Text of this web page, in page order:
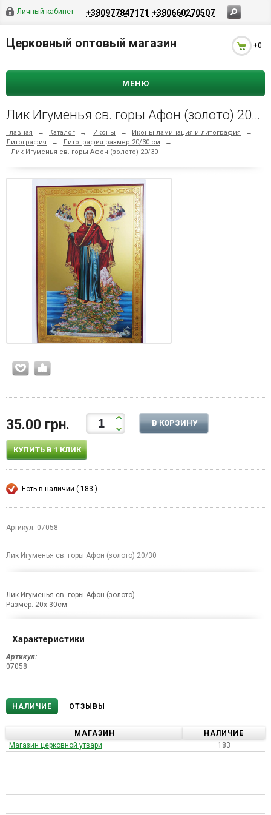
Личный кабинет +380977847171 +380660270507
Церковный оптовый магазин +0
МЕНЮ
Лик Игуменья св. горы Афон (золото) 20/30
Главная → Каталог → Иконы → Иконы ламинация и литография
→
Литография
→ Литография размер 20/30 см
→
Лик Игуменья св. горы Афон (золото) 20/30
35.00 грн. В КОРЗИНУ
КУПИТЬ В 1 КЛИК
Есть в наличии ( 183 )
Артикул: 07058
Лик Игуменья св. горы Афон (золото) 20/30
Лик Игуменья св. горы Афон (золото)
Размер: 20х 30см
Характеристики
Артикул:
07058
НАЛИЧИЕ ОТЗЫВЫ
МАГАЗИН
НАЛИЧИЕ
Магазин церковной утвари
183